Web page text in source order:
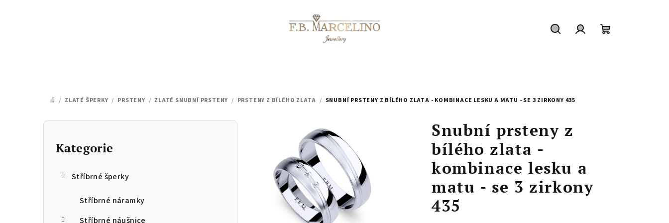
DOMŮ
/ ZLATÉ ŠPERKY / PRSTENY / ZLATÉ SNUBNÍ PRSTENY / PRSTENY Z BÍLÉHO ZLATA / SNUBNÍ PRSTENY Z BÍLÉHO ZLATA - KOMBINACE LESKU A MATU - SE 3 ZIRKONY 435
P
Přeskočit
kategorie
Kategorie
Stříbrné šperky
Stříbrné náramky
Stříbrné náušnice
Snubní prsteny z
bílého zlata -
kombinace lesku a
matu - se 3 zirkony
435